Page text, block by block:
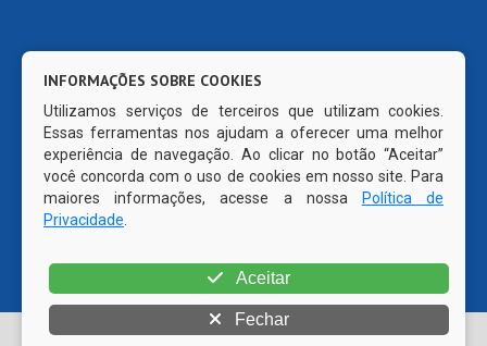
© Copyright 2026 Prefeitura Municipal de Primavera | Todos
INFORMAÇÕES SOBRE COOKIES
Utilizamos serviços de terceiros que utilizam cookies.
Essas ferramentas nos ajudam a oferecer uma melhor
experiência de navegação. Ao clicar no botão “Aceitar”
você concorda com o uso de cookies em nosso site. Para
maiores informações, acesse a nossa
Política de
Privacidade
Aceitar
Fechar